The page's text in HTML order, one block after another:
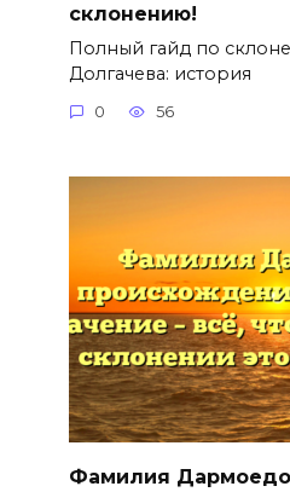
склонению!
Полный гайд по
Долгачева: история
0 56
Фамилия